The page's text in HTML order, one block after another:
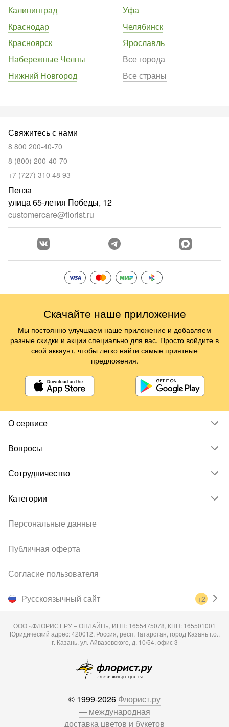
Калининград
Краснодар
Красноярск
Набережные Челны
Нижний Новгород
Уфа
Челябинск
Ярославль
Все города
Все страны
О сервисе
Вопросы
Сотрудничество
Категории
Свяжитесь с нами
8 800 200-40-70
8 (800) 200-40-70
+7 (727) 310 48 93
Пенза
улица 65-летия Победы, 12
customercare@florist.ru
Русскоязычный сайт +2
Персональные данные
Публичная оферта
Согласие пользователя
ООО «ФЛОРИСТ.РУ – ОНЛАЙН», ИНН: 1655475078, КПП: 165501001
Юридический адрес: 420012, Россия, респ. Татарстан, город Казань г.о.,
г. Казань, ул. Айвазовского, д. 10/54, офис 3
© 1999-2026 Флорист.ру
— международная
доставка цветов и букетов
Скачайте наше приложение
Мы постоянно улучшаем наше приложение и добавляем
разные скидки и акции специально для вас. Просто войдите в
свой аккаунт, чтобы легко найти самые приятные
предложения.